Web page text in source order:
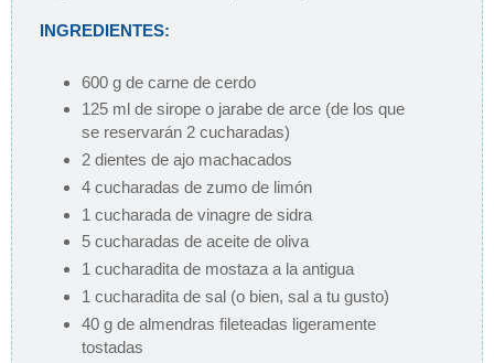
INGREDIENTES:
600 g de carne de cerdo
125 ml de sirope o jarabe de arce (de los que
se reservarán 2 cucharadas)
2 dientes de ajo machacados
4 cucharadas de zumo de limón
1 cucharada de vinagre de sidra
5 cucharadas de aceite de oliva
1 cucharadita de mostaza a la antigua
1 cucharadita de sal (o bien, sal a tu gusto)
40 g de almendras fileteadas ligeramente
tostadas